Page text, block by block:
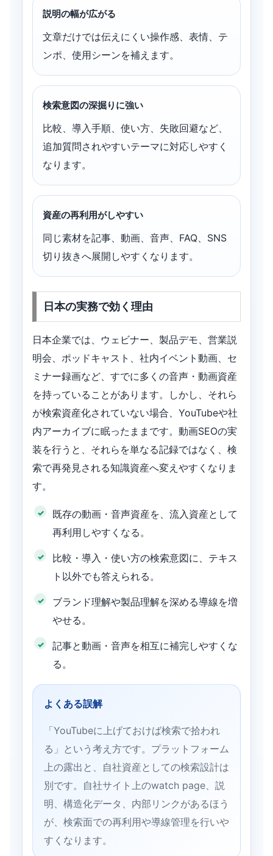
説明の幅が広がる
文章だけでは伝えにくい操作感、表情、テ
ンポ、使用シーンを補えます。
検索意図の深掘りに強い
比較、導入手順、使い方、失敗回避など、
追加質問されやすいテーマに対応しやすく
なります。
資産の再利用がしやすい
同じ素材を記事、動画、音声、FAQ、SNS
切り抜きへ展開しやすくなります。
日本の実務で効く理由
日本企業では、ウェビナー、製品デモ、営業説
明会、ポッドキャスト、社内イベント動画、セ
ミナー録画など、すでに多くの音声・動画資産
を持っていることがあります。しかし、それら
が検索資産化されていない場合、YouTubeや社
内アーカイブに眠ったままです。動画SEOの実
装を行うと、それらを単なる記録ではなく、検
索で再発見される知識資産へ変えやすくなりま
す。
既存の動画・音声資産を、流入資産として
再利用しやすくなる。
比較・導入・使い方の検索意図に、テキス
ト以外でも答えられる。
ブランド理解や製品理解を深める導線を増
やせる。
記事と動画・音声を相互に補完しやすくな
る。
よくある誤解
「YouTubeに上げておけば検索で拾われ
る」という考え方です。プラットフォーム
上の露出と、自社資産としての検索設計は
別です。自社サイト上のwatch page、説
明、構造化データ、内部リンクがあるほう
が、検索面での再利用や導線管理を行いや
すくなります。